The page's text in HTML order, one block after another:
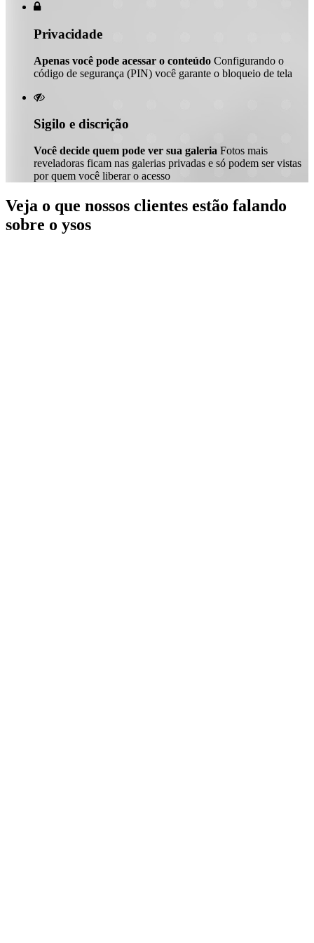

Privacidade
Apenas você pode acessar o conteúdo Configurando o
código de segurança (PIN) você garante o bloqueio de tela

Sigilo e discrição
Você decide quem pode ver sua galeria Fotos mais
reveladoras ficam nas galerias privadas e só podem ser vistas
por quem você liberar o acesso
Veja o que nossos clientes estão falando
sobre o ysos